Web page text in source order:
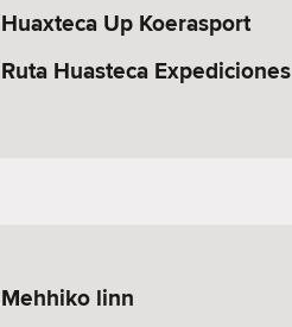
Huaxteca Up Koerasport
Ruta Huasteca Expediciones
Mehhiko linn